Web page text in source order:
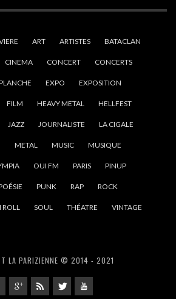
ART ARTISTES BATACLAN
CINEMA CONCERT CONCERTS
EXPO EXPOSITION
FILM HEAVY METAL HELLFEST
JAZZ JOURNALISTE LA CIGALE
METAL MUSIC MUSIQUE
OUI FM PARIS PINUP
PUNK RAP ROCK
ROLL SOUL THÉATRE VINTAGE
LA PARIZIENNE © 2014 - 2021